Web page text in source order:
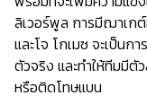
ลิเวอร์พูล การมีฌาเก
และโจ โกเมซ จะเป็น
ตัวจริง และทำให้ทีมมีตั
หรือติดโทษแบน